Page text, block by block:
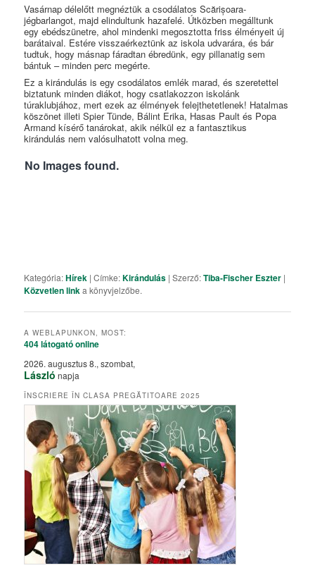
Vasárnap délelőtt megnéztük a csodálatos Scărișoara-
jégbarlangot, majd elindultunk hazafelé. Útközben megálltunk
egy ebédszünetre, ahol mindenki megosztotta friss élményeit új
barátaival. Estére visszaérkeztünk az iskola udvarára, és bár
tudtuk, hogy másnap fáradtan ébredünk, egy pillanatig sem
bántuk – minden perc megérte.
Ez a kirándulás is egy csodálatos emlék marad, és szeretettel
biztatunk minden diákot, hogy csatlakozzon iskolánk
túraklubjához, mert ezek az élmények felejthetetlenek! Hatalmas
köszönet illeti Spier Tünde, Bálint Erika, Hasas Pault és Popa
Armand kísérő tanárokat, akik nélkül ez a fantasztikus
kirándulás nem valósulhatott volna meg.
No Images found.
Kategória:Hírek | Címke:Kirándulás | Szerző:Tiba-Fischer Eszter |
Közvetlen linka könyvjelzőbe.
A WEBLAPUNKON, MOST:
404 látogatóonline
2026. augusztus 8., szombat,
László napja
ÎNSCRIERE ÎN CLASA PREGĂTITOARE 2025